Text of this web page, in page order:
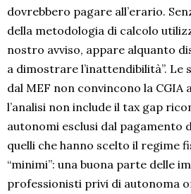
dovrebbero pagare all’erario.
della metodologia di calcolo
nostro avviso, appare alquanto
a dimostrare l’inattendibilità”. Le
dal MEF non convincono la CGIA
l’analisi non include il tax gap
autonomi esclusi dal pagamento
quelli che hanno scelto il regime
“minimi”: una buona parte delle
professionisti privi di autonoma